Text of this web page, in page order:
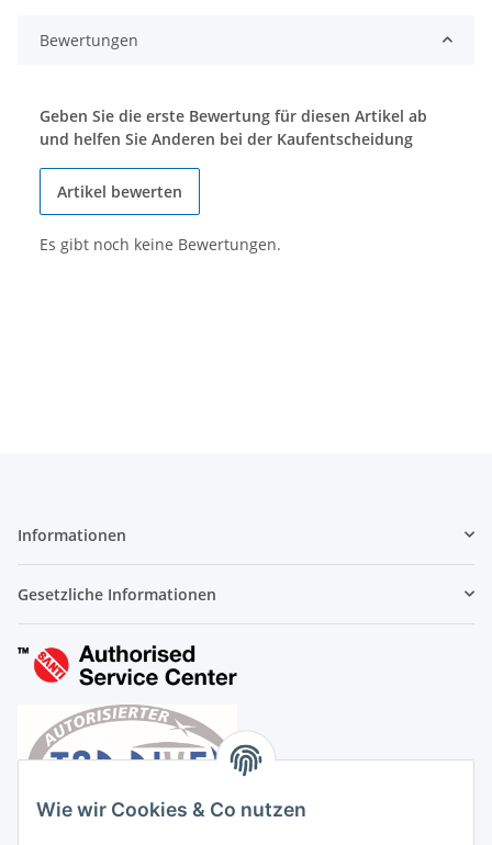
Bewertungen
Geben Sie die erste Bewertung für diesen Artikel ab
und helfen Sie Anderen bei der Kaufentscheidung
Artikel bewerten
Es gibt noch keine Bewertungen.
Informationen
Gesetzliche Informationen
Wie wir Cookies & Co nutzen